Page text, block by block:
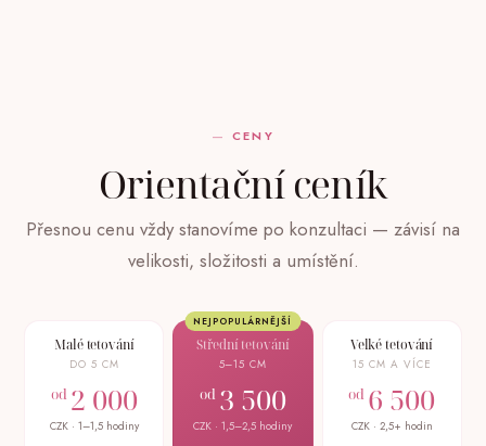
CENY
Orientační ceník
Přesnou cenu vždy stanovíme po konzultaci — závisí na
velikosti, složitosti a umístění.
Malé tetování
DO 5 CM
od 2 000
CZK · 1–1,5 hodiny
NEJPOPULÁRNĚJŠÍ
Střední tetování
5–15 CM
od 3 500
CZK · 1,5–2,5 hodiny
Velké tetování
15 CM A VÍCE
od 6 500
CZK · 2,5+ hodin